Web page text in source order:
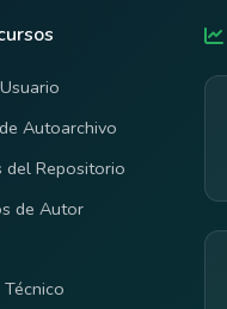
Autoarchivo
del Repositorio
de Autor